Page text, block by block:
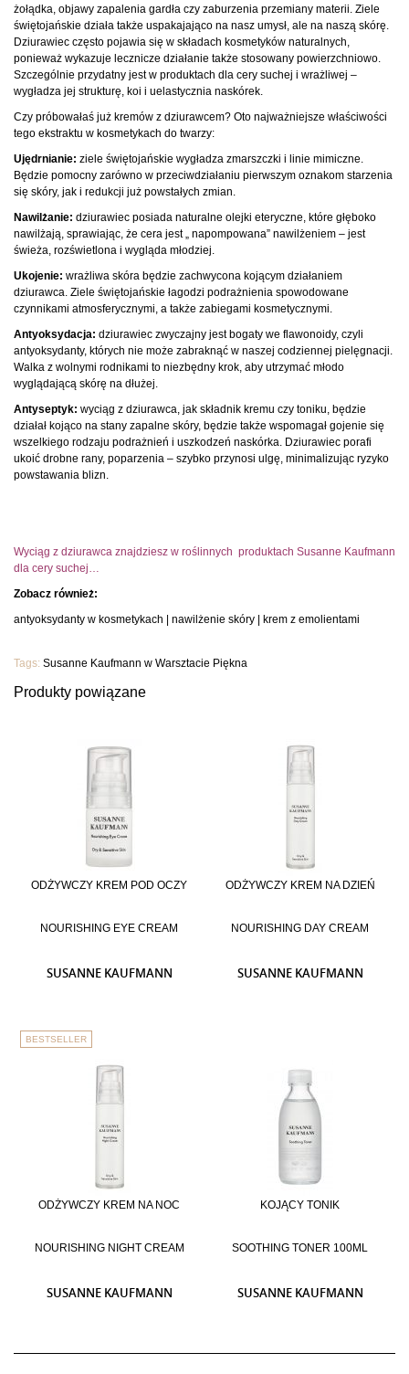
żołądka, objawy zapalenia gardła czy zaburzenia przemiany materii. Ziele
świętojańskie działa także uspakajająco na nasz umysł, ale na naszą skórę.
Dziurawiec często pojawia się w składach kosmetyków naturalnych,
ponieważ wykazuje lecznicze działanie także stosowany powierzchniowo.
Szczególnie przydatny jest w produktach dla cery suchej i wrażliwej –
wygładza jej strukturę, koi i uelastycznia naskórek.
Czy próbowałaś już kremów z dziurawcem? Oto najważniejsze właściwości
tego ekstraktu w kosmetykach do twarzy:
Ujędrnianie: ziele świętojańskie wygładza zmarszczki i linie mimiczne.
Będzie pomocny zarówno w przeciwdziałaniu pierwszym oznakom starzenia
się skóry, jak i redukcji już powstałych zmian.
Nawilżanie: dziurawiec posiada naturalne olejki eteryczne, które głęboko
nawilżają, sprawiając, że cera jest „ napompowana” nawilżeniem – jest
świeża, rozświetlona i wygląda młodziej.
Ukojenie: wrażliwa skóra będzie zachwycona kojącym działaniem
dziurawca. Ziele świętojańskie łagodzi podrażnienia spowodowane
czynnikami atmosferycznymi, a także zabiegami kosmetycznymi.
Antyoksydacja: dziurawiec zwyczajny jest bogaty we flawonoidy, czyli
antyoksydanty, których nie może zabraknąć w naszej codziennej pielęgnacji.
Walka z wolnymi rodnikami to niezbędny krok, aby utrzymać młodo
wyglądającą skórę na dłużej.
Antyseptyk: wyciąg z dziurawca, jak składnik kremu czy toniku, będzie
działał kojąco na stany zapalne skóry, będzie także wspomagał gojenie się
wszelkiego rodzaju podrażnień i uszkodzeń naskórka. Dziurawiec porafi
ukoić drobne rany, poparzenia – szybko przynosi ulgę, minimalizując ryzyko
powstawania blizn.
Wyciąg z dziurawca znajdziesz w roślinnych produktach Susanne Kaufmann
dla cery suchej…
Zobacz również:
antyoksydanty w kosmetykach
nawilżenie skóry krem z emolientami
Tags: Susanne Kaufmann w Warsztacie Piękna
Produkty powiązane
ODŻYWCZY KREM POD OCZY
NOURISHING EYE CREAM
SUSANNE KAUFMANN
ODŻYWCZY KREM NA DZIEŃ
NOURISHING DAY CREAM
SUSANNE KAUFMANN
BESTSELLER
ODŻYWCZY KREM NA NOC
NOURISHING NIGHT CREAM
SUSANNE KAUFMANN
KOJĄCY TONIK
SOOTHING TONER 100ML
SUSANNE KAUFMANN